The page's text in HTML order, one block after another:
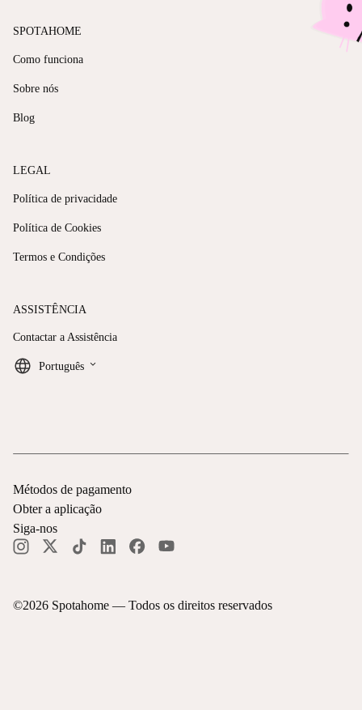
SPOTAHOME
Como funciona
Sobre nós
Blog
LEGAL
Política de privacidade
Política de Cookies
Termos e Condições
ASSISTÊNCIA
Contactar a Assistência
Português keyboard_arrow_down
©2026 Spotahome — Todos os direitos reservados
Métodos de pagamento
Obter a aplicação
Siga-nos